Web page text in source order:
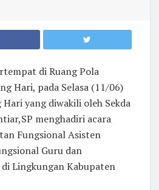
di Ruang Pola
Hari, pada Selasa (11/06)
yang diwakili oleh Sekda
menghadiri acara
Fungsional Asisten
Guru dan
Lingkungan Kabupaten